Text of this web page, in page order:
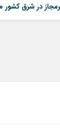
در شرق